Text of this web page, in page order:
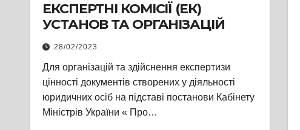
ЕКСПЕРТНІ КОМІСІЇ (ЕК)
УСТАНОВ ТА ОРГАНІЗАЦІЙ
28/02/2023
Для організацій та здійснення експертизи
цінності документів створених у діяльності
юридичних осіб на підставі постанови Кабінету
Міністрів України « Про…